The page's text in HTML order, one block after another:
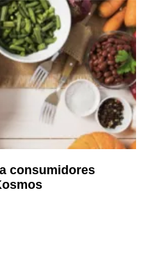
consumidores